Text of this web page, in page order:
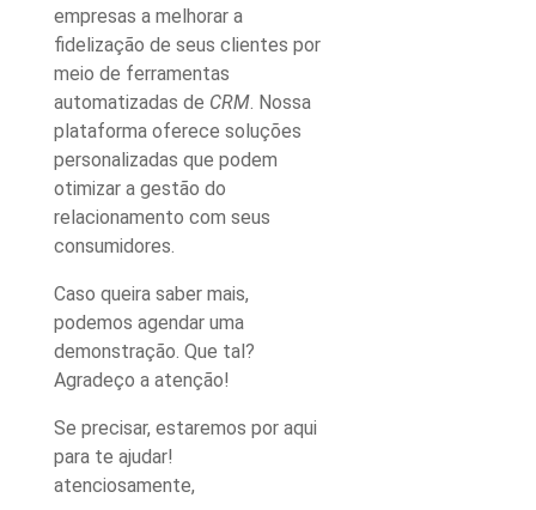
empresas a melhorar a
fidelização de seus clientes por
meio de ferramentas
automatizadas de CRM . Nossa
plataforma oferece soluções
personalizadas que podem
otimizar a gestão do
relacionamento com seus
consumidores.
Caso queira saber mais,
podemos agendar uma
demonstração. Que tal?
Agradeço a atenção!
Se precisar, estaremos por aqui
para te ajudar!
atenciosamente,